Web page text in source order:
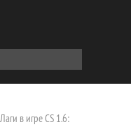
в игре CS 1.6: